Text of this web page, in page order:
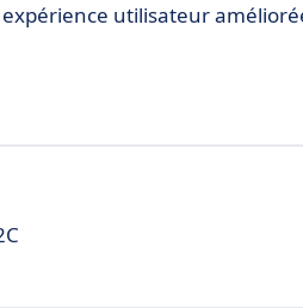
utilisateur